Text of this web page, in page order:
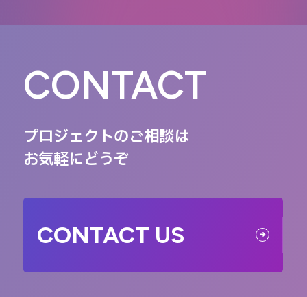
CONTACT
プロジェクトのご相談は
お気軽にどうぞ
CONTACT US